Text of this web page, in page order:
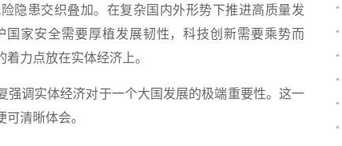
患交织叠加。在复杂国内外形势下推进高质量发
家安全需要厚植发展韧性，科技创新需要乘势而
力点放在实体经济上。
调实体经济对于一个大国发展的极端重要性。这一
清晰体会。